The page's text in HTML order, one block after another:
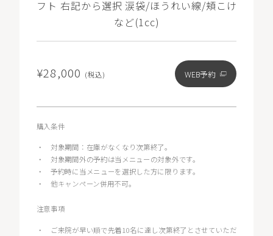
フト 右記から選択 涙袋/ほうれい線/頬こけ
など(1cc)
¥28,000 (税込) WEB予約
購入条件
・ 対象期間：在庫がなくなり次第終了。
・ 対象期間外の予約は当メニューの対象外です。
・予約時に当メニューを選択した方に限ります。
・他キャンペーン併用不可。
注意事項
・
ご来院が早い順で先着10名に達し次第終了とさせていただ